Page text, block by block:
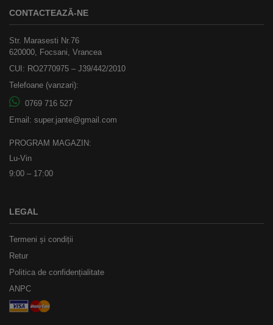
CONTACTEAZĂ-NE
Str. Marasesti Nr.76
620000, Focsani, Vrancea
CUI: RO2770975 – J39/442/2010
Telefoane (vanzari):
0769 716 527
Email: super.jante@gmail.com
PROGRAM MAGAZIN:
Lu-Vin
9:00 – 17:00
LEGAL
Termeni și condiții
Retur
Politica de confidențialitate
ANPC